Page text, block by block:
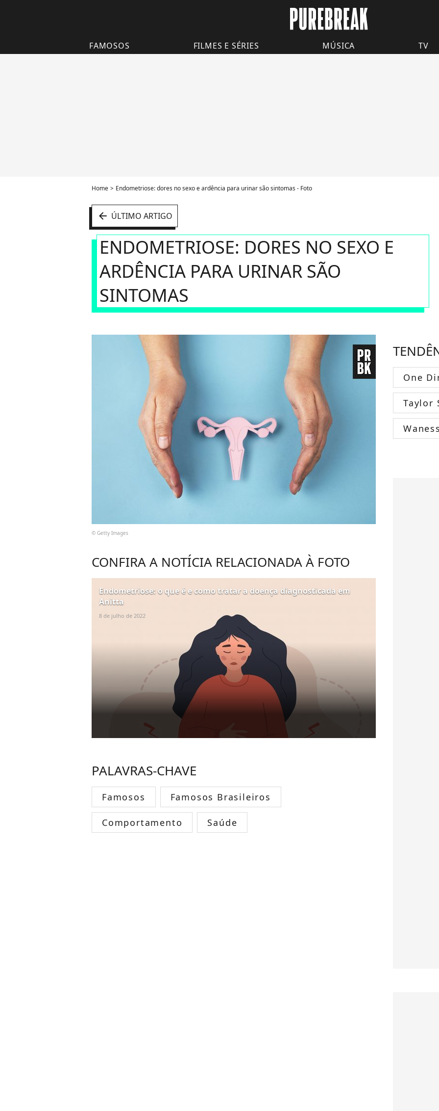
FAMOSOS FILMES E SÉRIES MÚSICA TV
Home Endometriose: dores no sexo e ardência para urinar são sintomas - Foto
arrow_left ÚLTIMO ARTIGO
ENDOMETRIOSE: DORES NO SEXO E
ARDÊNCIA PARA URINAR SÃO
SINTOMAS
© Getty Images
CONFIRA A NOTÍCIA RELACIONADA À FOTO
Endometriose: o que é e como tratar a doença diagnosticada em
Anitta
8 de julho de 2022
PALAVRAS-CHAVE
Famosos Famosos Brasileiros
Comportamento Saúde
One
Taylor